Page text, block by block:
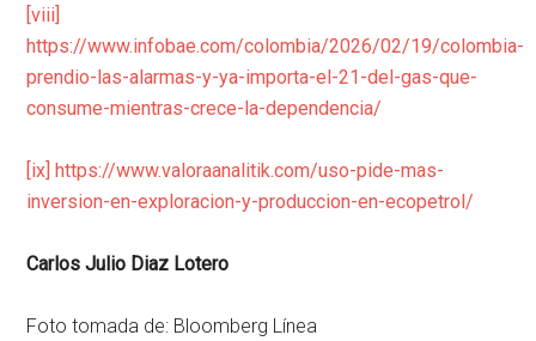
[viii]
https://www.infobae.com/colombia/2026/02/19/colombia-
prendio-las-alarmas-y-ya-importa-el-21-del-gas-que-
consume-mientras-crece-la-dependencia/
[ix] https://www.valoraanalitik.com/uso-pide-mas-
inversion-en-exploracion-y-produccion-en-ecopetrol/
Carlos Julio Diaz Lotero
Foto tomada de: Bloomberg Línea